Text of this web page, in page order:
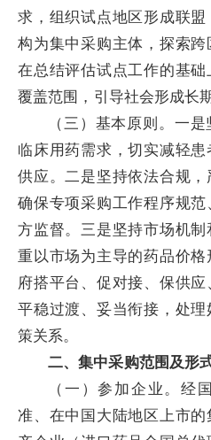
求，组织试点地区形成联
构为集中采购主体，探索跨
在总结评估试点工作的基
覆盖范围，引导社会形成长
（三）基本原则。一
临床用药需求，切实减轻
供应。二是坚持依法合规，
确保专项采购工作程序规
方监督。三是坚持市场机
重以市场为主导的药品价
府搭平台、促对接、保供
平稳过渡、妥当衔接，处
策关系。
二、集中采购范围及形
（一）参加企业。经
准、在中国大陆地区上市